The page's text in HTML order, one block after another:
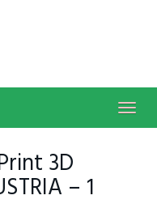
3D
– 1